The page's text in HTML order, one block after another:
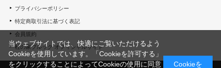
プライバシーポリシー
特定商取引法に基づく表記
会員規約
杜の家ブルック オフィシャルサイト
当ウェブサイトでは、快適にご覧いただけるよう
Cookieを使用しています。「Cookieを許可する」
をクリックすることによってCookieの使用に同意
Cookieを